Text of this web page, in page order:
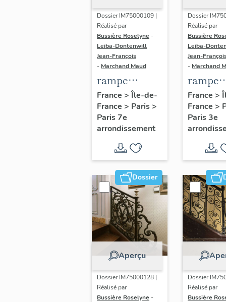
Dossier IM75000109 |
Réalisé par
Bussière Roselyne -
Leiba-Dontenwill
Jean-François
- Marchand Maud
rampe
d'appui,
escalier du
noviciat des
dit hôtel de
l'Artillerie,
actuellement
Contrôle
général des
armées (non
étudié)
France > Île-de-
France > Paris>
Paris 7e
arrondissement
Dossier
Réalisé par
Bussière
Leiba-
Jean-
- Marchand
rampe
d'appui,
hôtel
ou
(non
France >
France >
Paris 3e
Dossier
Aperçu
Dossier IM75000128 |
Réalisé par
Bussière Roselyne -
Dossier
Réalisé par
Bussière